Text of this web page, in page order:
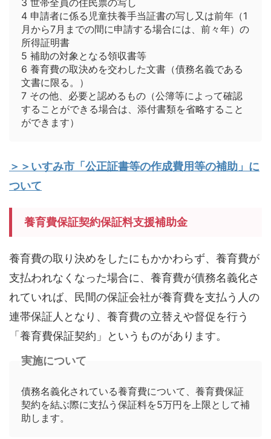
4 申請者に係る児童扶養手当証書の写し又は前年（1
月から7月までの間に申請する場合には、前々年）の
所得証明書
5 補助の対象となる領収書等
6 養育費の取決めを交わした文書（債務名義である
文書に限る。）
7 その他、必要と認めるもの（公簿等によって確認
することができる場合は、添付書類を省略すること
ができます）
＞＞いすみ市「公正証書等の作成費用等の補助」に
ついて
養育費保証契約保証料支援補助金
養育費の取り決めをしたにもかかわらず、養育費が
支払われなくなった場合に、養育費が債務名義化さ
れていれば、民間の保証会社が養育費を支払う人の
連帯保証人となり、養育費の立替えや督促を行う
「養育費保証契約」というものがあります。
実施について
債務名義化されている養育費について、養育費保証
契約を結ぶ際に支払う保証料を5万円を上限として補
助します。